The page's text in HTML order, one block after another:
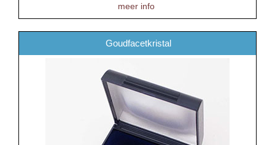
meer info
Goudfacetkristal